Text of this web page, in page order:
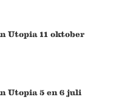
Utopia 11 oktober
Utopia 5 en 6 juli